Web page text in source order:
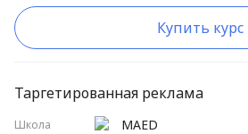
Купить курс
Таргетированная реклама
Школа
MAED